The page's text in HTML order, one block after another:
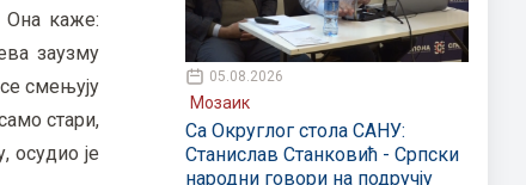
Она каже:
заузму
смењују
стари,
осудио је
05.08.2026
Мозаик
Са Округлог стола САНУ:
Станислав Станковић - Српски
народни говори на подручју